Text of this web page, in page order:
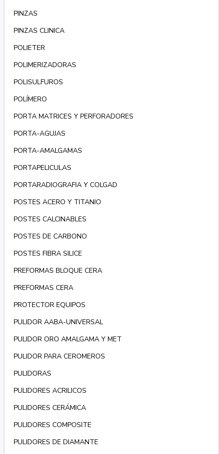
PINZAS
PINZAS CLINICA
POLIETER
POLIMERIZADORAS
POLISULFUROS
POLÍMERO
PORTA MATRICES Y PERFORADORES
PORTA-AGUJAS
PORTA-AMALGAMAS
PORTAPELICULAS
PORTARADIOGRAFIA Y COLGAD
POSTES ACERO Y TITANIO
POSTES CALCINABLES
POSTES DE CARBONO
POSTES FIBRA SILICE
PREFORMAS BLOQUE CERA
PREFORMAS CERA
PROTECTOR EQUIPOS
PULIDOR AABA-UNIVERSAL
PULIDOR ORO AMALGAMA Y MET
PULIDOR PARA CEROMEROS
PULIDORAS
PULIDORES ACRILICOS
PULIDORES CERÁMICA
PULIDORES COMPOSITE
PULIDORES DE DIAMANTE